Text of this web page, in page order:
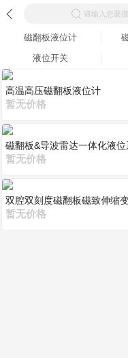
请输入您要
磁翻板液位计
液位开关
高温高压磁翻板液位计
暂无价格
磁翻板&导波雷达一体化液位
暂无价格
双腔双刻度磁翻板磁致伸缩
器
暂无价格